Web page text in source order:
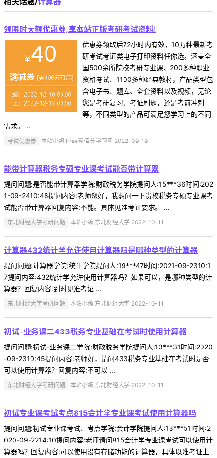
领限时大额优惠券,享本站正版考研考试资料!
优惠券领取后72小时内有效，10万种最新考
研考试考证类电子打印资料任你选。涵盖全
国500余所院校考研专业课、200多种职业
资格考试、1100多种经典教材，产品类型包
含电子书、题库、全套资料以及视频，无论
您是考研复习、考证刷题，还是考前冲刺
等，不同类型的产品可满足您学习上的不同
需求。 ...
考试优惠券 本站小编 Free壹佰分学习网 2022-09-19
能带计算器税务专硕专业课考试能否带计算器
提问问题:是否能带计算器学院:财政税务学院提问人:15***36时间:202
1-09-2410:48提问内容:老师您好，我想问一下贵校税务专硕专业课考
试能否带计算器回复内容:不能。具体见准考证要求。 ...
东北财经大学考研问题 本站小编 东北财经大学 2022-10-11
计算器432统计学允许使用计算器吗是哪种类型的计算器
提问问题:计算器学院:统计学院提问人:19***47时间:2021-09-2310:1
7提问内容:432统计学允许使用计算器吗？如果可以，是哪种类型的计
算器？回复内容:到时见准考证 ...
东北财经大学考研问题 本站小编 东北财经大学 2022-10-11
初试-业务课二433税务专业基础在考试时使用计算器
提问问题:初试-业务课二学院:财政税务学院提问人:13***31时间:2020
-09-2310:45提问内容:老师好，请问433税务专业基础在考试时是否
可以使用计算器？回复内容:不可以 ...
东北财经大学考研问题 本站小编 东北财经大学 2022-10-11
初试专业课考试考点815会计学专业课考试使用计算器吗
提问问题:初试专业课考试、考点学院:会计学院提问人:18***51时间:2
020-09-2214:10提问内容:老师请问815会计学专业课考试可以使用计
算器吗？回复内容:可以使用没有存储功能的计算器，具体以准考证上